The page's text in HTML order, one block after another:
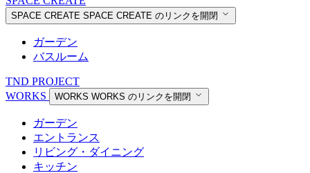
SPACE CREATE SPACE CREATE のリンクを開閉
ガーデン
バスルーム
TND PROJECT
WORKS
WORKS WORKS のリンクを開閉
ガーデン
エントランス
リビング・ダイニング
キッチン